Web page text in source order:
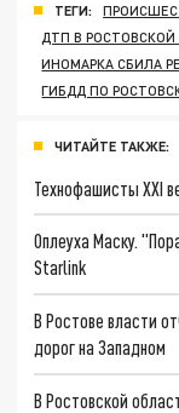
ТЕГИ:
ДТП В РОСТОВСКОЙ
ИНОМАРКА СБИЛА
ГИБДД ПО
ЧИТАЙТЕ ТАКЖЕ:
Технофашисты XXI
Оплеуха Маску.
Starlink
В Ростове власти
дорог на Западном
В Ростовской